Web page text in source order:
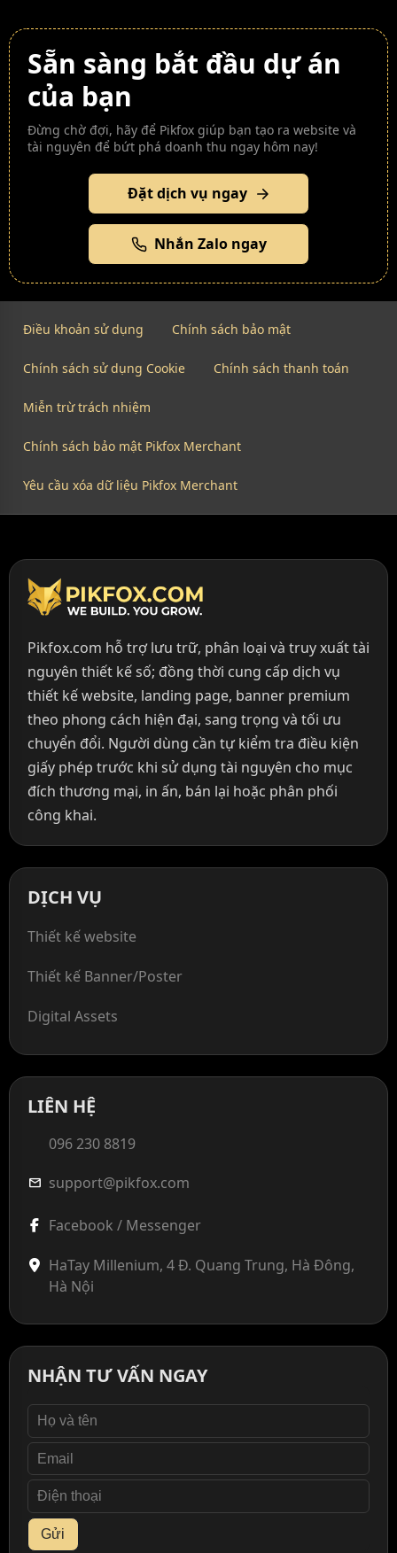
Sẵn sàng bắt đầu dự án
của bạn
Đừng chờ đợi, hãy để Pikfox giúp bạn tạo ra website và
tài nguyên để bứt phá doanh thu ngay hôm nay!
Đặt dịch vụ ngay
Nhắn Zalo ngay
Điều khoản sử dụng Chính sách bảo mật
Chính sách sử dụng Cookie Chính sách thanh toán
Miễn trừ trách nhiệm
Chính sách bảo mật Pikfox Merchant
Yêu cầu xóa dữ liệu Pikfox Merchant
Pikfox.com hỗ trợ lưu trữ, phân loại và truy xuất tài
nguyên thiết kế số; đồng thời cung cấp dịch vụ
thiết kế website, landing page, banner premium
theo phong cách hiện đại, sang trọng và tối ưu
chuyển đổi. Người dùng cần tự kiểm tra điều kiện
giấy phép trước khi sử dụng tài nguyên cho mục
đích thương mại, in ấn, bán lại hoặc phân phối
công khai.
DỊCH VỤ
Thiết kế website
Thiết kế Banner/Poster
Digital Assets
LIÊN HỆ
096 230 8819
mail support@pikfox.com
Facebook / Messenger
HaTay Millenium, 4 Đ. Quang Trung, Hà Đông,
Hà Nội
NHẬN TƯ VẤN NGAY
Gửi